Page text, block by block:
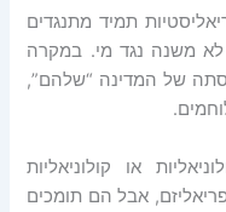
תמיד מתנגדים
משנה נגד מי. במקרה
של המדינה “שלהם”,
או קולוניאליות
אבל הם תומכים